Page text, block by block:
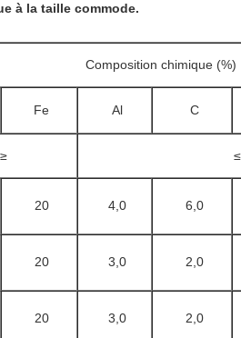
à la taille commode.
Composition chimique (%)
Fe Al C
≥ ≤
20 4,0 6,0
20 3,0 2,0
20 3,0 2,0